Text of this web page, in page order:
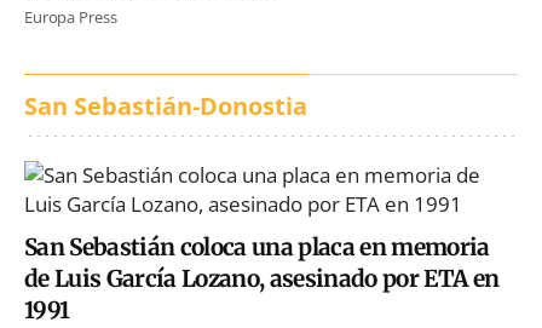
Europa Press
San Sebastián-Donostia
San Sebastián coloca una placa en memoria
de Luis García Lozano, asesinado por ETA en
1991